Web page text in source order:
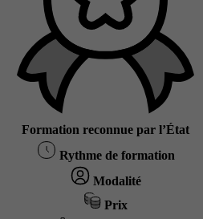
Formation reconnue par l’État
Rythme de formation
Modalité
Prix